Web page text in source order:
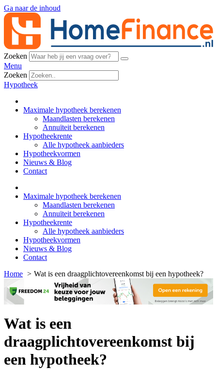
Ga naar de inhoud
Zoeken
Menu
Zoeken
Hypotheek
Maximale hypotheek berekenen
Maandlasten berekenen
Annuïteit berekenen
Hypotheekrente
Alle hypotheek aanbieders
Hypotheekvormen
Nieuws & Blog
Contact
Maximale hypotheek berekenen
Maandlasten berekenen
Annuïteit berekenen
Hypotheekrente
Alle hypotheek aanbieders
Hypotheekvormen
Nieuws & Blog
Contact
Home
Wat is een draagplichtovereenkomst bij een hypotheek?
Wat is een
draagplichtovereenkomst bij
een hypotheek?